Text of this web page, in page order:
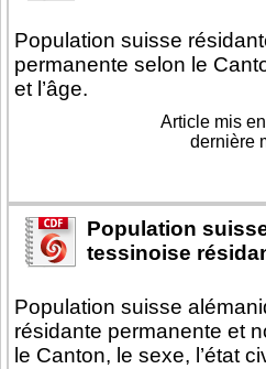
Population suisse
permanente selon le
et l’âge.
Article mis
dernière
Population
tessinoise
Population suisse
résidante permanente et
le Canton, le sexe, l’état